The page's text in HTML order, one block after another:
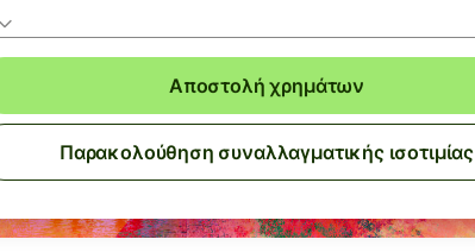
Αποστολή χρημάτων
Παρακολούθηση συναλλαγματικής ισοτιμίας